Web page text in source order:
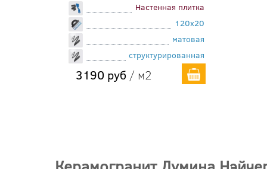
Настенная плитка
120x20
матовая
структурированная
3190 руб / м2